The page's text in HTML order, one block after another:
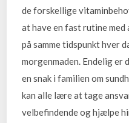
de forskellige
at have en fast rutine
på samme tidspunkt hver
morgenmaden. Endelig
en snak i familien om
kan alle lære at tage
velbefindende og hjælpe